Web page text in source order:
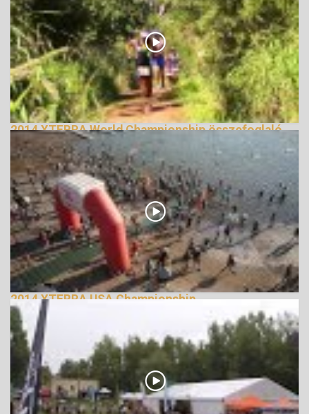
2014 XTERRA World Championship összefoglaló
159126 Nézetek
2014 XTERRA USA Championship
148495 Nézetek